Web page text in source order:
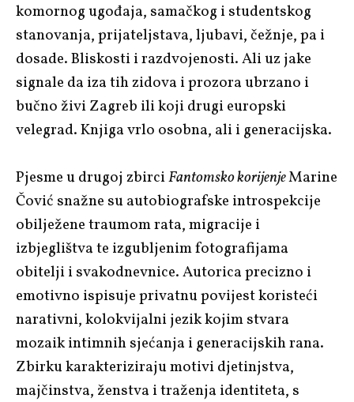
komornog ugođaja, samačkog i studentskog
stanovanja, prijateljstava, ljubavi, čežnje, pa i
dosade. Bliskosti i razdvojenosti. Ali uz jake
signale da iza tih zidova i prozora ubrzano i
bučno živi Zagreb ili koji drugi europski
velegrad. Knjiga vrlo osobna, ali i generacijska.
Pjesme u drugoj zbirciFantomsko korijenjeMarine
Čović snažne su autobiografske introspekcije
obilježene traumom rata, migracije i
izbjeglištva te izgubljenim fotografijama
obitelji i svakodnevnice. Autorica precizno i
emotivno ispisuje privatnu povijest koristeći
narativni, kolokvijalni jezik kojim stvara
mozaik intimnih sjećanja i generacijskih rana.
Zbirku karakteriziraju motivi djetinjstva,
majčinstva, ženstva i traženja identiteta, s